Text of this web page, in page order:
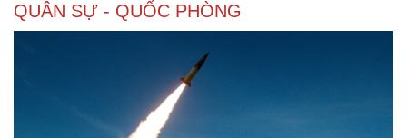
QUÂN SỰ - QUỐC PHÒNG